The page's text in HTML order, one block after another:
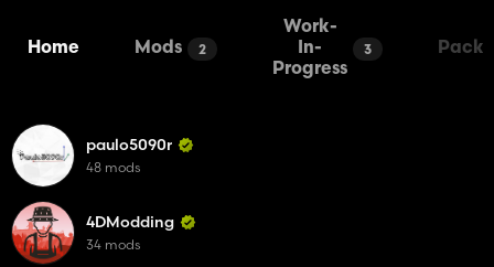
Home Mods 2
Work-
In-
Progress
3 Packs
paulo5090r
48 mods
4DModding
34 mods